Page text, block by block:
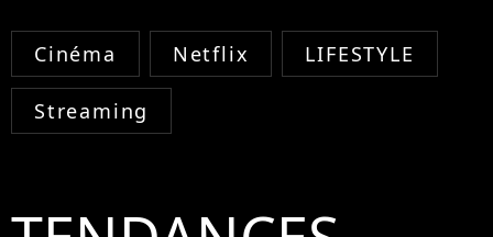
Cinéma Netflix LIFESTYLE
Streaming